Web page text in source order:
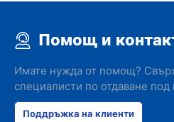
Помощ и
Имате нужда от помощ?
специалисти по отдаване под
Поддръжка на клиенти